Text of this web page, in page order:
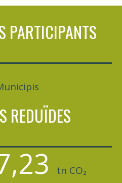
PARTICIPANTS
REDUÏDES
tn CO₂